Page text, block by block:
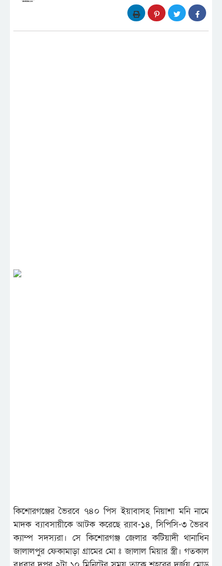
কিশোরগঞ্জের ভৈরবে ৭৪০ পিস ইয়াবাসহ নিয়াশা মনি নামে
মাদক ব্যাবসায়ীকে আটক করেছে র‌্যাব-১৪, সিপিসি-৩ ভৈরব
ক্যাম্প সদস্যরা। সে কিশোরগঞ্জ জেলার কটিয়াদী থানাধিন
জালালপুর ফেকামাড়া গ্রামের মো ঃ জালাল মিয়ার স্ত্রী। গতকাল